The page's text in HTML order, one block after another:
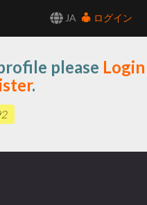
JA
ログイン
please Login
.